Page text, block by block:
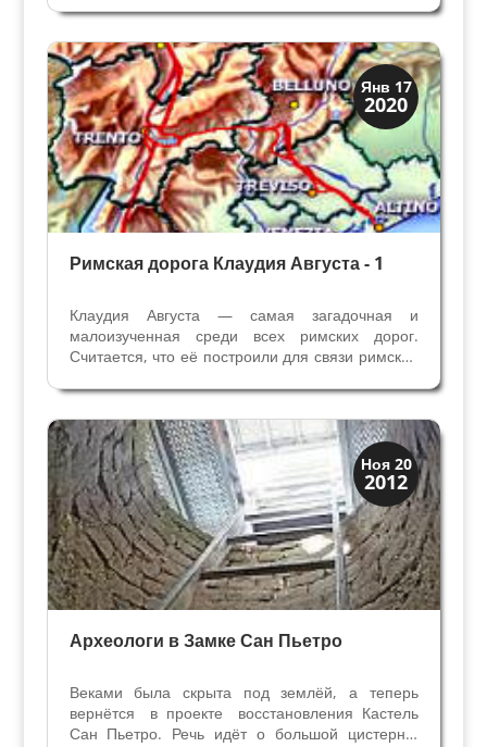
нашими глазами история Римской и
средневековой Вероны одновременно. Римская
история – это часть подземного...
Янв 17
2020
Верона
Римская Верона
Римская дорога Клаудия Августа - 1
Клаудия Августа — самая загадочная и
малоизученная среди всех римских дорог.
Считается, что её построили для связи римской
соединяла Паданскую равнину с Дунаем в
Баварии, проходя через Альпы. Очень мало
материальных и...
Ноя 20
2012
Археология
История
Археологи в Замке Сан Пьетро
Веками была скрыта под землёй, а теперь
вернётся в проекте восстановления Кастель
Сан Пьетро. Речь идёт о большой цистерне,